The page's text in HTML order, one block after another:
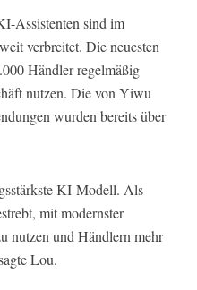
Assistenten sind im
verbreitet. Die neuesten
Händler regelmäßig
nutzen. Die von Yiwu
wurden bereits über
KI-Modell. Als
mit modernster
nutzen und Händlern mehr
Lou.